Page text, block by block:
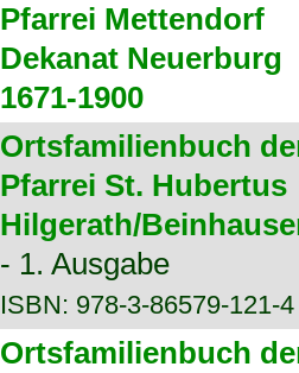
Pfarrei Mettendorf
Dekanat Neuerburg
1671-1900
Ortsfamilienbuch
Pfarrei St. Hubertus
Hilgerath/
- 1. Ausgabe
ISBN: 978-3-86579-121-4
Ortsfamilienbuch